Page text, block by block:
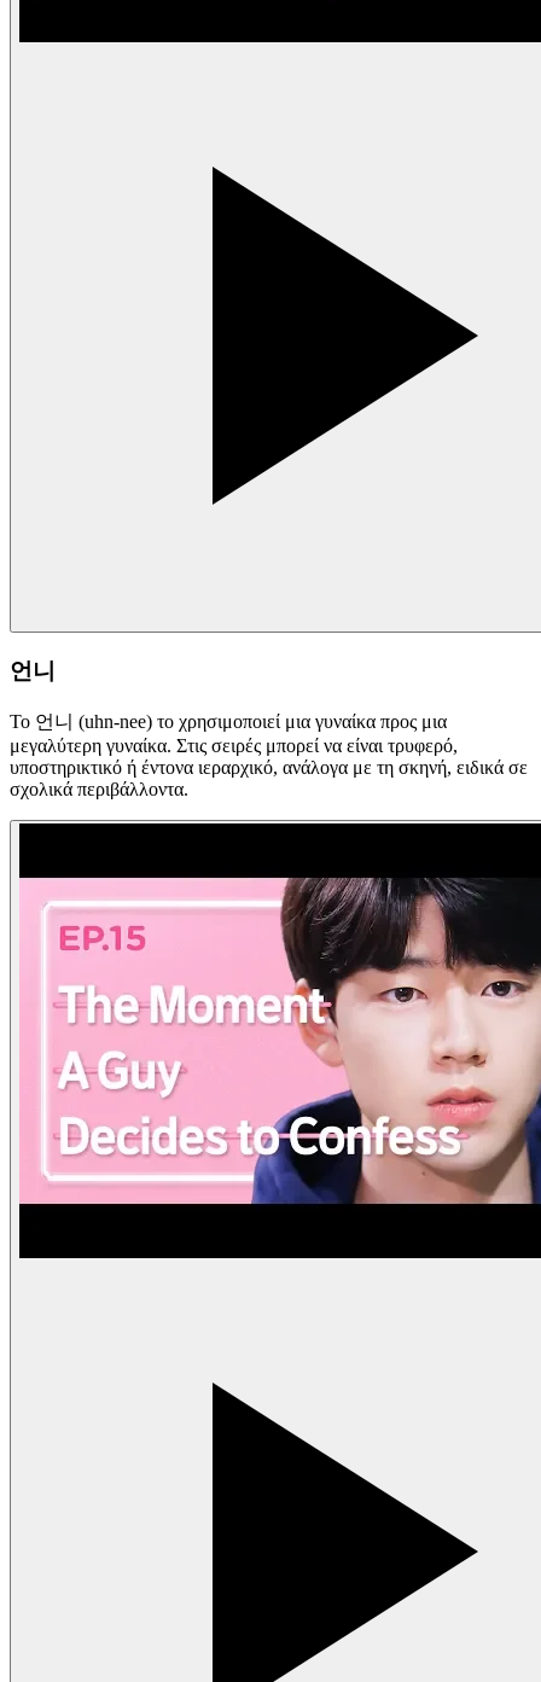
언니
Το 언니 (uhn-nee) το χρησιμοποιεί μια γυναίκα προς μια
μεγαλύτερη γυναίκα. Στις σειρές μπορεί να είναι τρυφερό,
υποστηρικτικό ή έντονα ιεραρχικό, ανάλογα με τη σκηνή, ειδικά σε
σχολικά περιβάλλοντα.